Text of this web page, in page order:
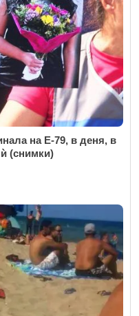
на Е-79, в деня, в
(снимки)